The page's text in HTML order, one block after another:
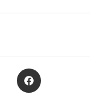
Opens
in